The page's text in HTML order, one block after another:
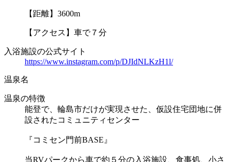
【距離】3600m
【アクセス】車で７分
入浴施設の公式サイト
https://www.instagram.com/p/DJIdNLKzH1l/
温泉名
温泉の特徴
能登で、輪島市だけが実現させた、仮設住宅団地に併
設されたコミュニティセンター
『コミセン門前BASE』
当RVパークから車で約５分の入浴施設、食事処、小さ